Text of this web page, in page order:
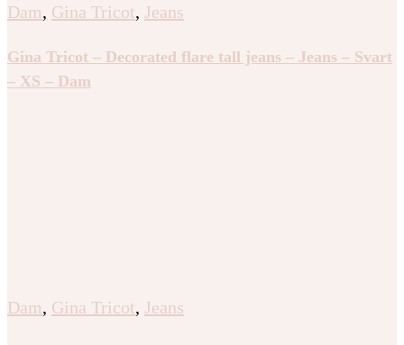
Dam, Gina Tricot, Jeans
Gina Tricot – Decorated flare tall jeans – Jeans – Svart
– XS – Dam
Dam, Gina Tricot, Jeans